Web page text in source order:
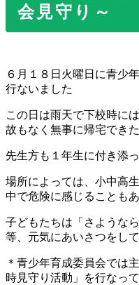
会見守り～
６月１８日火曜日に青少
行ないました
この日は雨天で下校時に
故もなく無事に帰宅でき
先生方も１年生に付き添
場所によっては、小中高
中で危険に感じることも
子どもたちは「さような
等、元気にあいさつをし
＊青少年育成委員会では
時見守り活動」を行なっ